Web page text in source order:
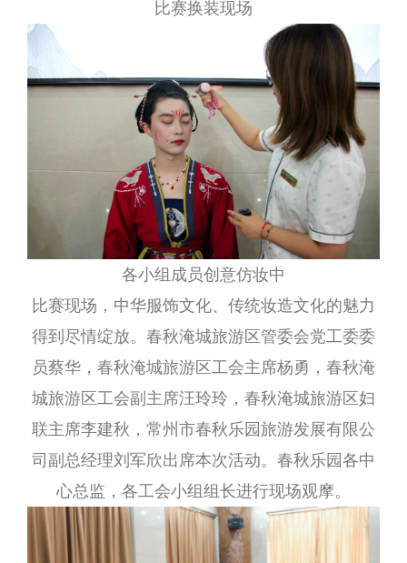
比赛换装现场
各小组成员创意仿妆中
比赛现场，中华服饰文化、传统妆造文化的魅力
得到尽情绽放。春秋淹城旅游区管委会党工委委
员蔡华，春秋淹城旅游区工会主席杨勇，春秋淹
城旅游区工会副主席汪玲玲，春秋淹城旅游区妇
联主席李建秋，常州市春秋乐园旅游发展有限公
司副总经理刘军欣出席本次活动。春秋乐园各中
心总监，各工会小组组长进行现场观摩。